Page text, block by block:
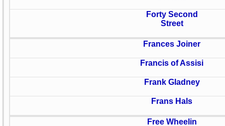
Forty Second
Street
Frances Joiner
Francis of Assisi
Frank Gladney
Frans Hals
Free Wheelin